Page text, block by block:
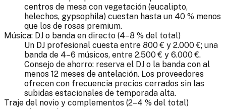
centros de mesa con vegetación (eucalipto,
helechos, gypsophila) cuestan hasta un 40 % menos
que los de rosas premium.
Música: DJ o banda en directo (4–8 % del total)
Un DJ profesional cuesta entre 800 € y 2.000 €; una
banda de 4–6 músicos, entre 2.500 € y 6.000 €.
Consejo de ahorro: reserva el DJ o la banda con al
menos 12 meses de antelación. Los proveedores
ofrecen con frecuencia precios cerrados sin las
subidas estacionales de temporada alta.
Traje del novio y complementos (2–4 % del total)